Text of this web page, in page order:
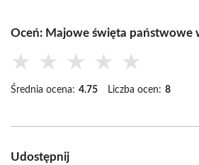
Oceń: Majowe święta państwowe
★ ★ ★ ★ ★
Średnia ocena: 4.75 Liczba ocen: 8
Udostępnij